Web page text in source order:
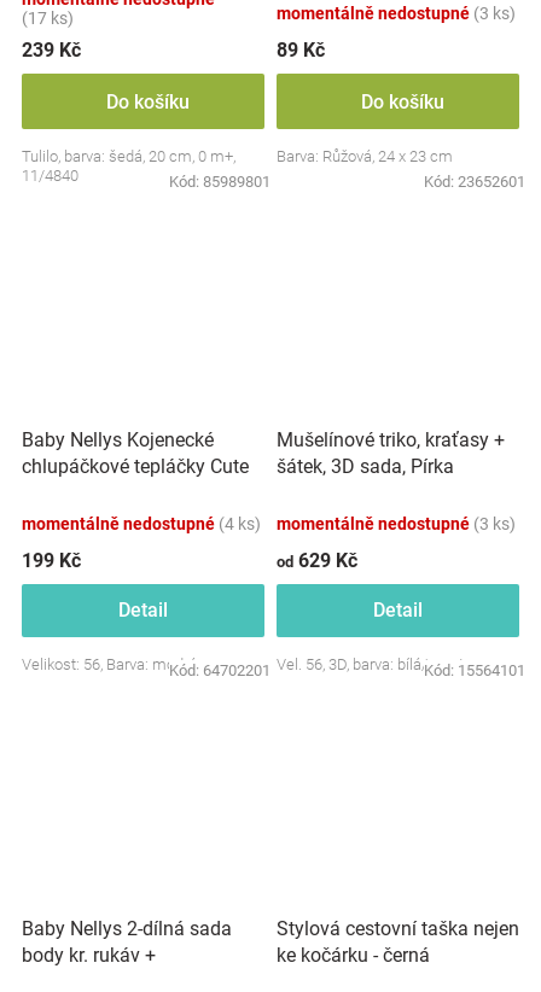
(17 ks)
239 Kč
Do košíku
Tulilo, barva: šedá, 20 cm, 0 m+,
11/4840
Kód: 85989801
momentálně nedostupné (3 ks)
89 Kč
Do košíku
Barva: Růžová, 24 x 23 cm
Kód: 23652601
Baby Nellys Kojenecké
chlupáčkové tepláčky Cute
momentálně nedostupné (4 ks)
199 Kč
Detail
Velikost: 56, Barva: modrá
Kód: 64702201
Mušelínové triko, kraťasy +
šátek, 3D sada, Pírka
momentálně nedostupné (3 ks)
od 629 Kč
Detail
Vel. 56, 3D, barva: bílá/smetana
Kód: 15564101
Baby Nellys 2-dílná sada
body kr. rukáv +
Stylová cestovní taška nejen
ke kočárku - černá